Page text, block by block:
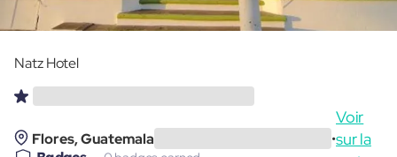
Natz Hotel
Flores, Guatemala •
Voir
sur la